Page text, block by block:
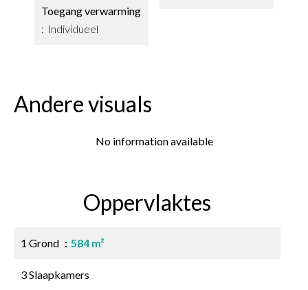
Toegang verwarming
Individueel
Andere visuals
No information available
Oppervlaktes
1 Grond 584 m²
3 Slaapkamers